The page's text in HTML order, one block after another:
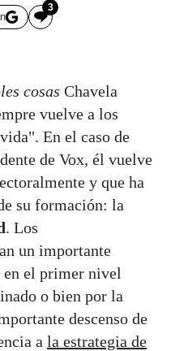
3
cosas Chavela
vuelve a los
En el caso de
de Vox, él vuelve
y que ha
su formación: la
. Los
un importante
en el primer nivel
o bien por la
descenso de
a la estrategia de